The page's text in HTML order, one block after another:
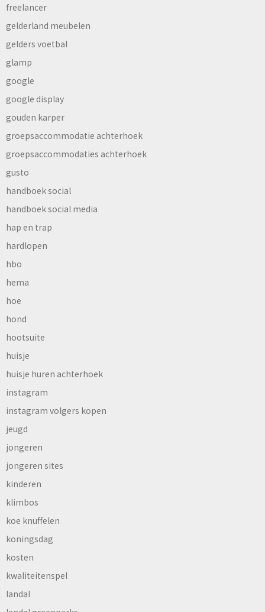
freelancer
gelderland meubelen
gelders voetbal
glamp
google
google display
gouden karper
groepsaccommodatie achterhoek
groepsaccommodaties achterhoek
gusto
handboek social
handboek social media
hap en trap
hardlopen
hbo
hema
hoe
hond
hootsuite
huisje
huisje huren achterhoek
instagram
instagram volgers kopen
jeugd
jongeren
jongeren sites
kinderen
klimbos
koe knuffelen
koningsdag
kosten
kwaliteitenspel
landal